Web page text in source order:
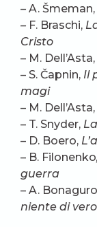
– A. Šmeman,
– F. Braschi,
Cristo
– M. Dell’Asta,
– S. Čapnin, Il
magi
– M. Dell’Asta,
– T. Snyder,
– D. Boero,
– B. Filonenko
guerra
– A.
niente di vero